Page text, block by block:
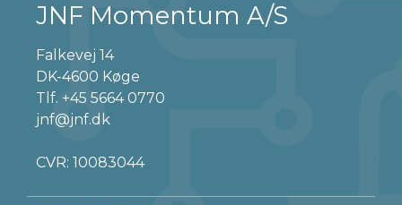
JNF Momentum A/S
Falkevej 14
DK-4600 Køge
Tlf. +45 5664 0770
jnf@jnf.dk
CVR: 10083044